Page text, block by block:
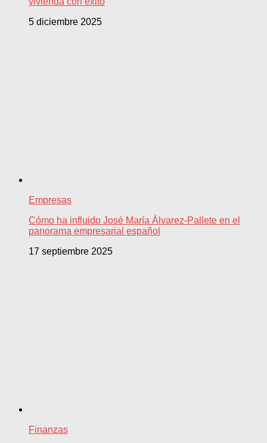
5 diciembre 2025
Empresas
Cómo ha influido José María Álvarez-Pallete en el
panorama empresarial español
17 septiembre 2025
Finanzas